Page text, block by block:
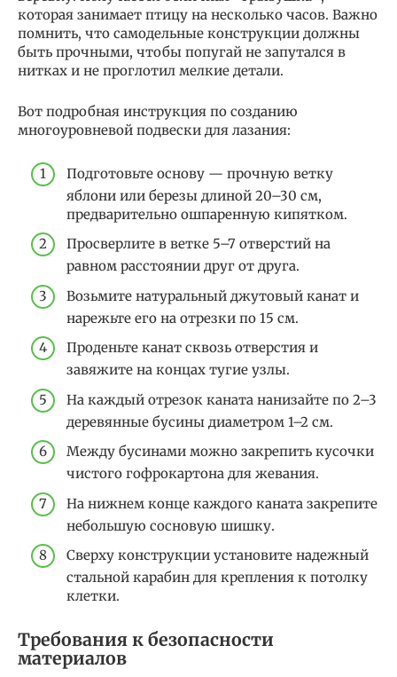
которая занимает птицу на несколько часов. Важно
помнить, что самодельные конструкции должны
быть прочными, чтобы попугай не запутался в
нитках и не проглотил мелкие детали.
Вот подробная инструкция по созданию
многоуровневой подвески для лазания:
Подготовьте основу — прочную ветку
яблони или березы длиной 20–30 см,
предварительно ошпаренную кипятком.
Просверлите в ветке 5–7 отверстий на
равном расстоянии друг от друга.
Возьмите натуральный джутовый канат и
нарежьте его на отрезки по 15 см.
Проденьте канат сквозь отверстия и
завяжите на концах тугие узлы.
На каждый отрезок каната нанизайте по 2–3
деревянные бусины диаметром 1–2 см.
Между бусинами можно закрепить кусочки
чистого гофрокартона для жевания.
На нижнем конце каждого каната закрепите
небольшую сосновую шишку.
Сверху конструкции установите надежный
стальной карабин для крепления к потолку
клетки.
Требования к безопасности
материалов